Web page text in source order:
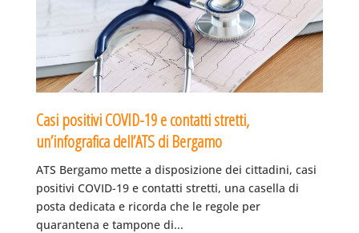
Casi positivi COVID-19 e contatti stretti,
un’infografica dell’ATS di Bergamo
ATS Bergamo mette a disposizione dei cittadini, casi
positivi COVID-19 e contatti stretti, una casella di
posta dedicata e ricorda che le regole per
quarantena e tampone di...